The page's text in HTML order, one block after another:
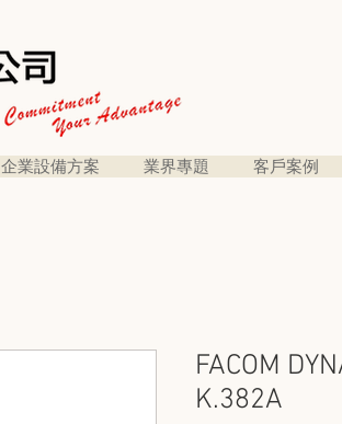
企業設備方案 業界專題 客戶案例
FACOM
K.382A